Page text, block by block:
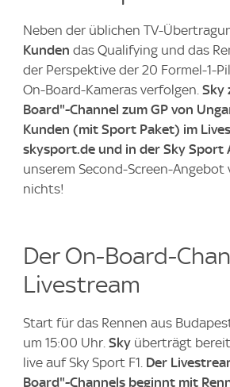
Neben der üblichen TV-
Kunden das Qualifying und das
der Perspektive der 20 Formel-1-
On-Board-Kameras verfolgen. Sky
Board"-Channel zum GP von
Kunden (mit Sport Paket) im
skysport.de und in der Sky Sport
unserem Second-Screen-Angebot
nichts!
Der On-Board-
Livestream
Start für das Rennen aus
um 15:00 Uhr. Sky überträgt
live auf Sky Sport F1. Der
Board"-Channels beginnt mit